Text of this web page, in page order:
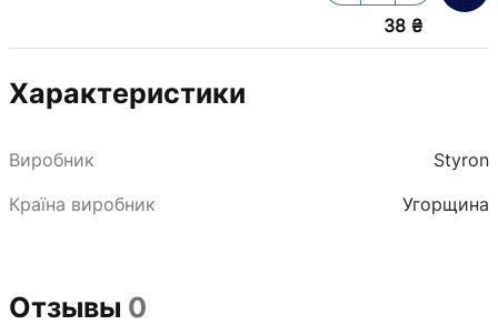
38 ₴
Характеристики
Виробник
Styron
Країна виробник
Угорщина
Отзывы 0